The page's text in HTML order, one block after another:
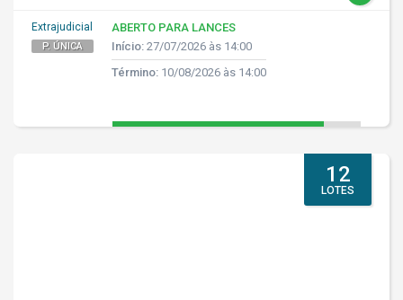
Extrajudicial
P. ÚNICA
ABERTO PARA LANCES
Início: 27/07/2026 às 14:00
Término: 10/08/2026 às 14:00
12
LOTES